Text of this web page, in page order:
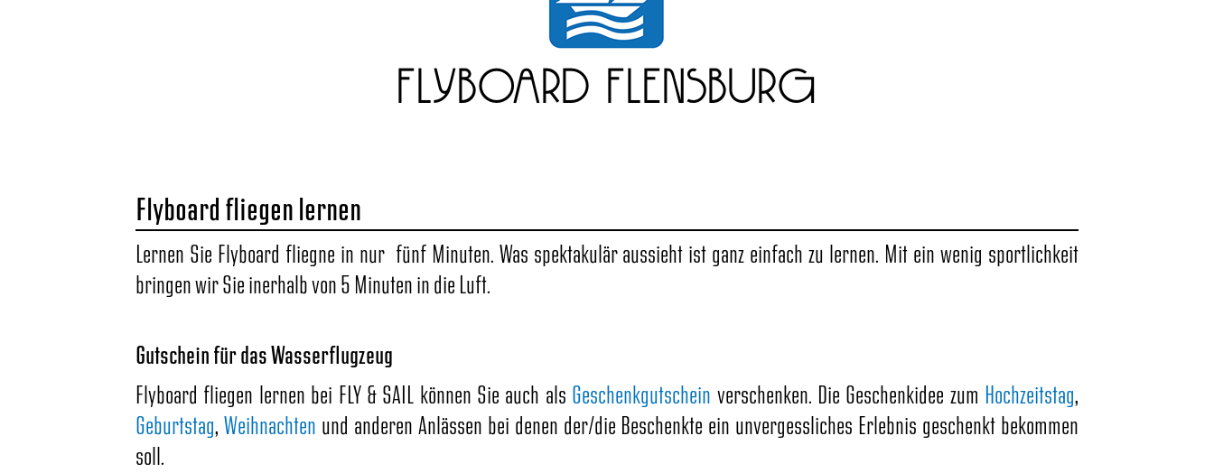
flyboard Flensburg
Flyboard fliegen lernen
Lernen Sie Flyboard fliegne in nur fünf Minuten. Was spektakulär aussieht ist ganz einfach zu lernen. Mit ein wenig sportlichkeit
bringen wir Sie inerhalb von 5 Minuten in die Luft.
Gutschein für das Wasserflugzeug
Flyboard fliegen lernen bei FLY & SAIL können Sie auch als Geschenkgutschein verschenken. Die Geschenkidee zum Hochzeitstag,
Geburtstag, Weihnachten und anderen Anlässen bei denen der/die Beschenkte ein unvergessliches Erlebnis geschenkt bekommen
soll.